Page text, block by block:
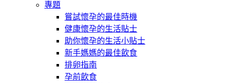
專題
嘗試懷孕的最佳時機
健康懷孕的生活貼士
助你懷孕的生活小貼士
新手媽媽的最佳飲食
排卵指南
孕前飲食